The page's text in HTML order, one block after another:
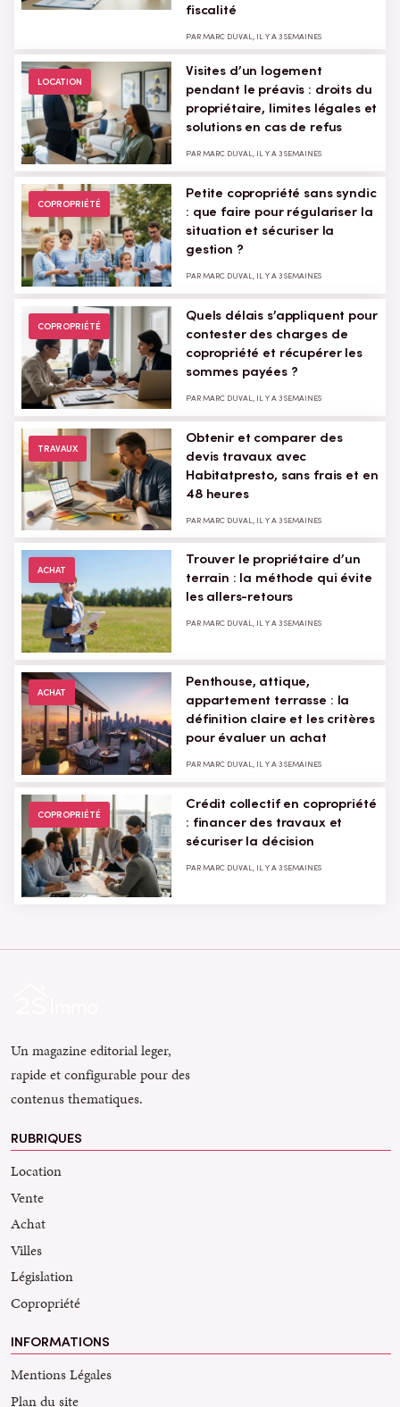
fiscalité
PAR MARC DUVAL, IL Y A 3 SEMAINES
LOCATION
Visites d’un logement
pendant le préavis : droits du
propriétaire, limites légales et
solutions en cas de refus
PAR MARC DUVAL, IL Y A 3 SEMAINES
COPROPRIÉTÉ
Petite copropriété sans syndic
: que faire pour régulariser la
situation et sécuriser la
gestion ?
PAR MARC DUVAL, IL Y A 3 SEMAINES
COPROPRIÉTÉ
Quels délais s’appliquent pour
contester des charges de
copropriété et récupérer les
sommes payées ?
PAR MARC DUVAL, IL Y A 3 SEMAINES
TRAVAUX
Obtenir et comparer des
devis travaux avec
Habitatpresto, sans frais et en
48 heures
PAR MARC DUVAL, IL Y A 3 SEMAINES
ACHAT
Trouver le propriétaire d’un
terrain : la méthode qui évite
les allers-retours
PAR MARC DUVAL, IL Y A 3 SEMAINES
ACHAT
Penthouse, attique,
appartement terrasse : la
définition claire et les critères
pour évaluer un achat
PAR MARC DUVAL, IL Y A 3 SEMAINES
COPROPRIÉTÉ
Crédit collectif en copropriété
: financer des travaux et
sécuriser la décision
PAR MARC DUVAL, IL Y A 3 SEMAINES
Un magazine editorial leger,
rapide et configurable pour des
contenus thematiques.
RUBRIQUES
Location
Vente
Achat
Villes
Législation
Copropriété
INFORMATIONS
Mentions Légales
Plan du site